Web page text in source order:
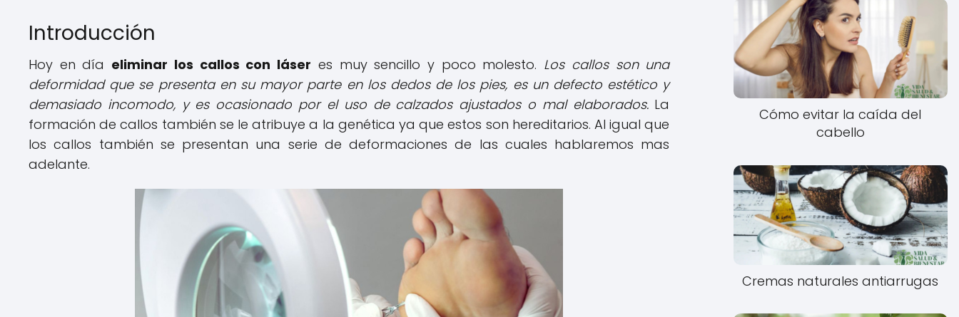
Introducción
Hoy en día eliminar los callos con láser es muy sencillo y poco molesto. Los callos son una
deformidad que se presenta en su mayor parte en los dedos de los pies, es un defecto estético y
demasiado incomodo, y es ocasionado por el uso de calzados ajustados o mal elaborados.La
formación de callos también se le atribuye a la genética ya que estos son hereditarios. Al igual que
los callos también se presentan una serie de deformaciones de las cuales hablaremos mas
adelante.
Cómo evitar la caída del
cabello
Cremas naturales antiarrugas